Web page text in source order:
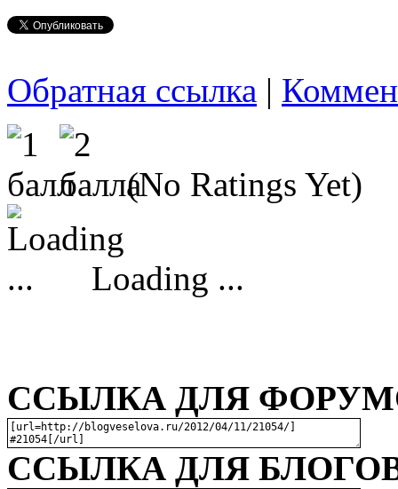
Обратная ссылка |
(No Ratings Yet)
Loading ...
ССЫЛКА ДЛЯ
ССЫЛКА ДЛЯ БЛОГОВ